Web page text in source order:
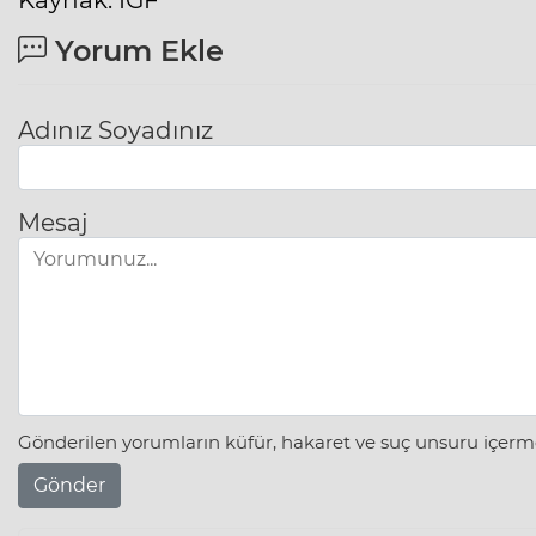
Yorum Ekle
Adınız Soyadınız
Mesaj
Gönderilen yorumların küfür, hakaret ve suç unsuru
Gönder